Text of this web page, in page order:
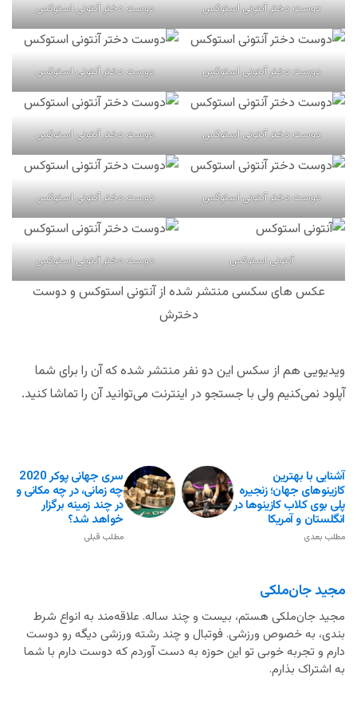
دوست دختر آنتونی استوکس دوست دختر آنتونی استوکس
دوست دختر آنتونی استوکس دوست دختر آنتونی استوکس
دوست دختر آنتونی استوکس دوست دختر آنتونی استوکس
دوست دختر آنتونی استوکس دوست دختر آنتونی استوکس
آنتونی استوکس دوست دختر آنتونی استوکس
عکس های سکسی منتشر شده از آنتونی استوکس و دوست
دخترش
ویدیویی هم از سکس این دو نفر منتشر شده که آن را برای شما
آپلود نمی‌کنیم ولی با جستجو در اینترنت می‌توانید آن را تماشا کنید.
سری جهانی پوکر 2020
چه زمانی، در چه مکانی و
در چند زمینه برگزار
خواهد شد؟
مطلب قبلی
آشنایی با بهترین
کازینوهای جهان؛ زنجیره
پلی بوی کلاب کازینوها در
انگلستان و آمریکا
مطلب بعدی
مجید جان‌ملکی
مجید جان‌ملکی هستم، بیست و چند ساله. علاقه‌مند به انواع شرط
بندی، به خصوص ورزشی. فوتبال و چند رشته ورزشی دیگه رو دوست
دارم و تجربه خوبی تو این حوزه به دست آوردم که دوست دارم با شما
به اشتراک بذارم.